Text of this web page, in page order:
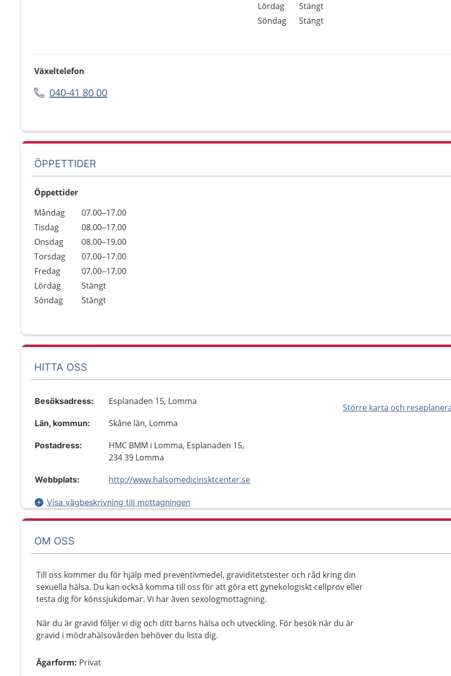
Lördag
Stängt
Söndag
Stängt
Växeltelefon
040-41 80 00
ÖPPETTIDER
Öppettider
Dag
Öppettider
Kommentarer
Måndag
07.00–17.00
Tisdag
08.00–17.00
Onsdag
08.00–19.00
Torsdag
07.00–17.00
Fredag
07.00–17.00
Lördag
Stängt
Söndag
Stängt
HITTA OSS
Större karta och
Besöksadress: Esplanaden 15, Lomma
Län, kommun: Skåne län, Lomma
Postadress:
HMC BMM i Lomma, Esplanaden 15,
234 39 Lomma
Webbplats: http://www.halsomedicinsktcenter.se
Visa vägbeskrivning till mottagningen
OM OSS
Till oss kommer du för hjälp med preventivmedel, graviditetstester och råd kring din
sexuella hälsa. Du kan också komma till oss för att göra ett gynekologiskt cellprov eller
testa dig för könssjukdomar. Vi har även sexologmottagning.
När du är gravid följer vi dig och ditt barns hälsa och utveckling. För besök när du är
gravid i mödrahälsovården behöver du lista dig.
Ägarform: Privat